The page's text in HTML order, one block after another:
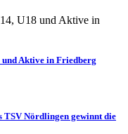
und Aktive in Friedberg
TSV Nördlingen gewinnt die